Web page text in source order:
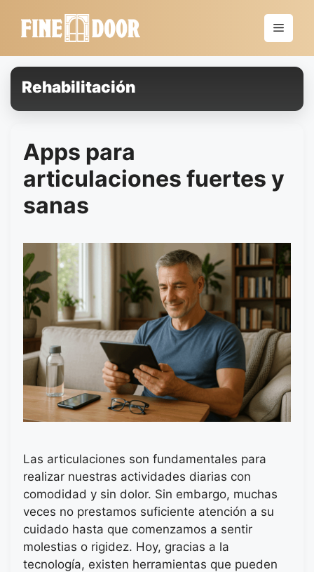
Menú
Rehabilitación
Apps para
articulaciones fuertes y
sanas
Las articulaciones son fundamentales para
realizar nuestras actividades diarias con
comodidad y sin dolor. Sin embargo, muchas
veces no prestamos suficiente atención a su
cuidado hasta que comenzamos a sentir
molestias o rigidez. Hoy, gracias a la
tecnología, existen herramientas que pueden